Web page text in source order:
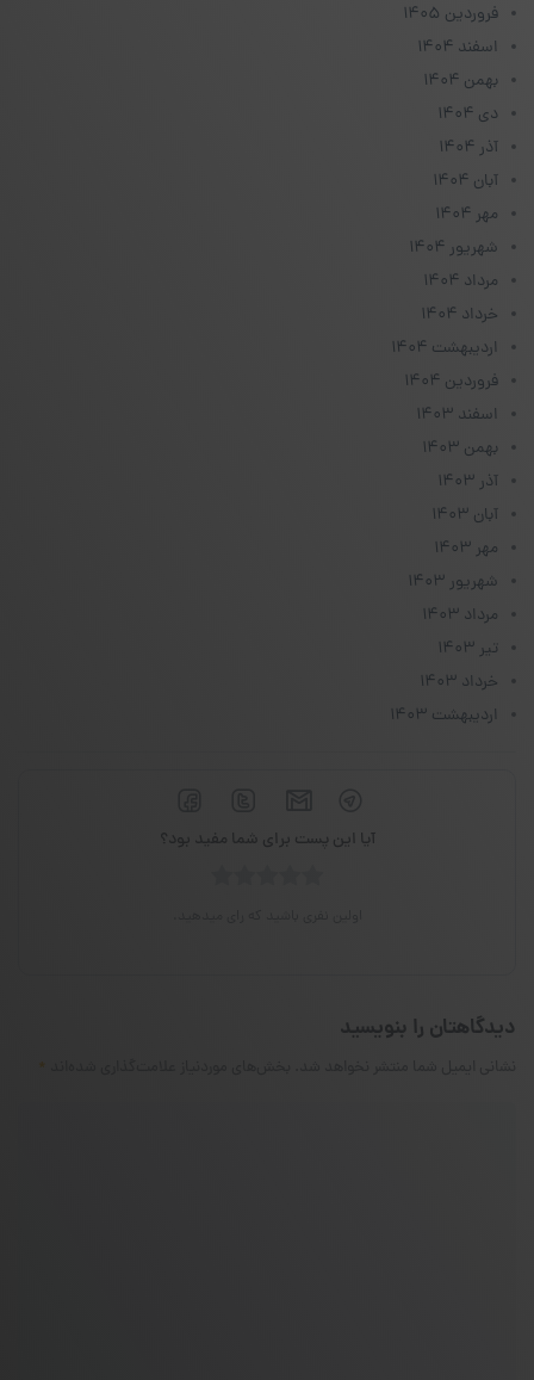
فروردین ۱۴۰۵
اسفند ۱۴۰۴
بهمن ۱۴۰۴
دی ۱۴۰۴
آذر ۱۴۰۴
آبان ۱۴۰۴
مهر ۱۴۰۴
شهریور ۱۴۰۴
مرداد ۱۴۰۴
خرداد ۱۴۰۴
اردیبهشت ۱۴۰۴
فروردین ۱۴۰۴
اسفند ۱۴۰۳
بهمن ۱۴۰۳
آذر ۱۴۰۳
آبان ۱۴۰۳
مهر ۱۴۰۳
شهریور ۱۴۰۳
مرداد ۱۴۰۳
تیر ۱۴۰۳
خرداد ۱۴۰۳
اردیبهشت ۱۴۰۳
آیا این پست برای شما مفید بود؟
دیدگاهتان را بنویسید
*